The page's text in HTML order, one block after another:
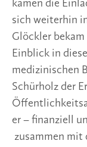
kamen die
sich weiterhin
Glöckler
Einblick in
medizinischen
Schürholz der
er – finanziell
zusammen mit